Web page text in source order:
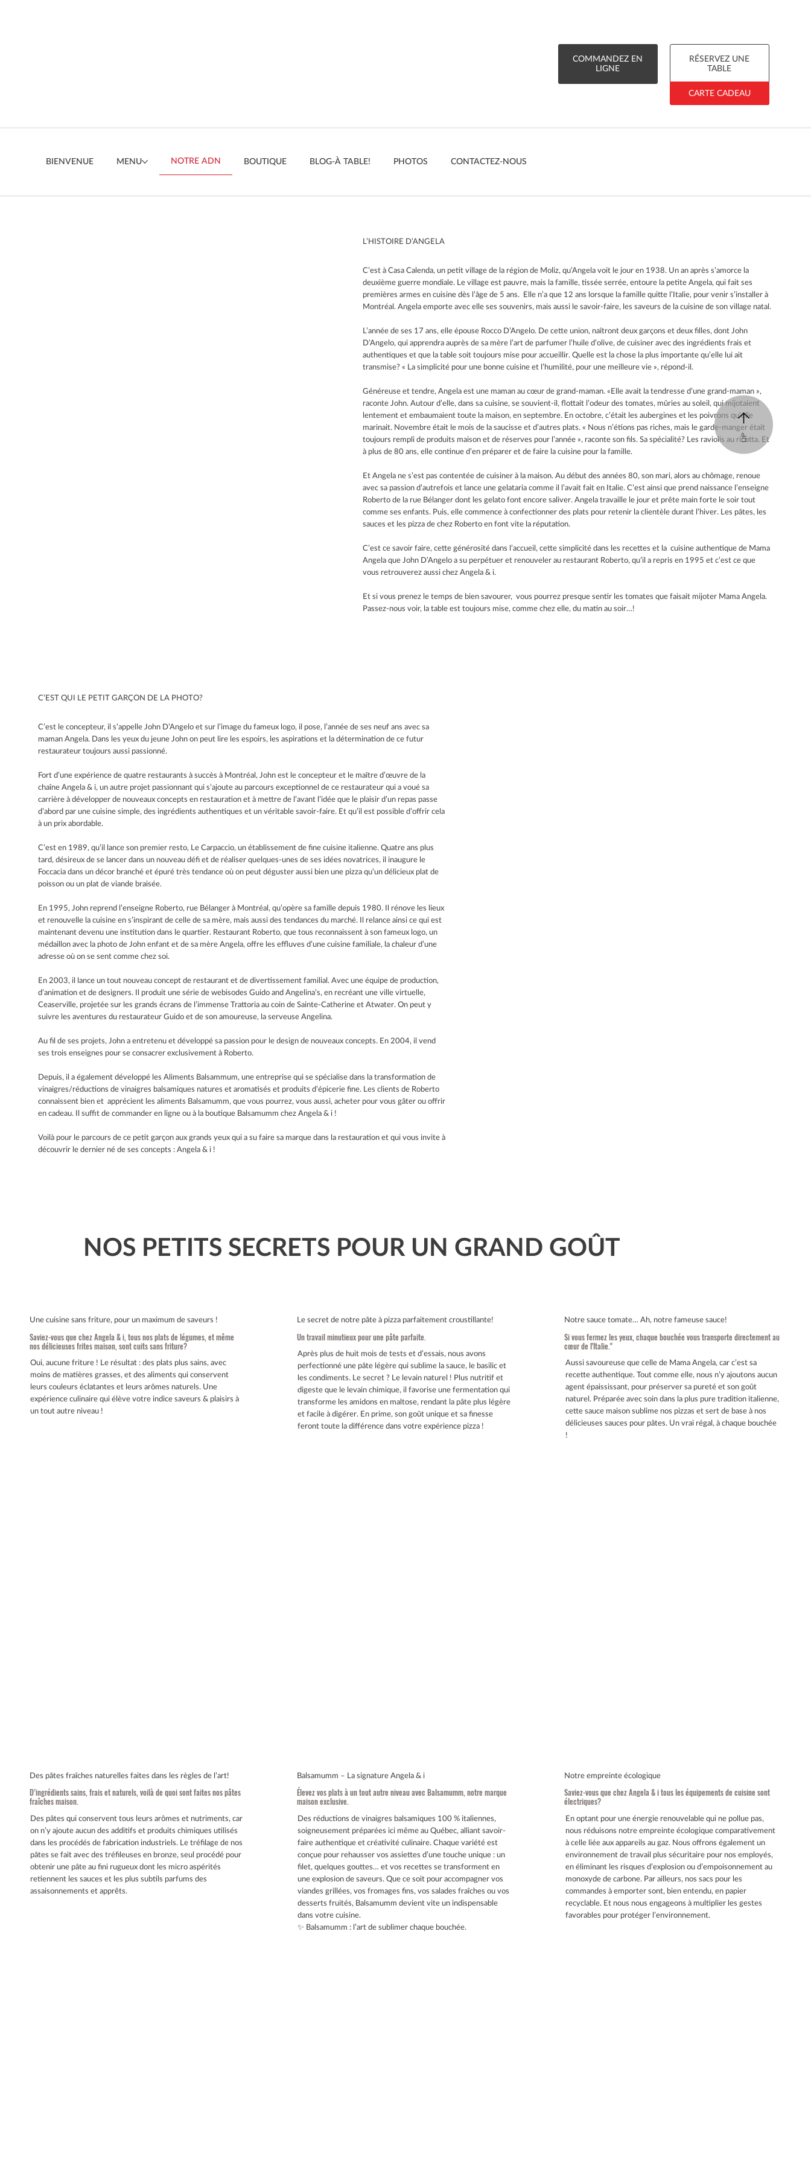
BIENVENUE MENU NOTRE ADN BOUTIQUE BLOG-À TABLE! PHOTOS CONTACTEZ-NOUS
COMMANDEZ EN
LIGNE
RÉSERVEZ UNE
TABLE
CARTE CADEAU
L’HISTOIRE D’ANGELA
C’est à Casa Calenda, un petit village de la région de Moliz, qu’Angela voit le jour en 1938. Un an après s’amorce la
deuxième guerre mondiale. Le village est pauvre, mais la famille, tissée serrée, entoure la petite Angela, qui fait ses
premières armes en cuisine dès l’âge de 5 ans. Elle n’a que 12 ans lorsque la famille quitte l’Italie, pour venir s’installer à
Montréal. Angela emporte avec elle ses souvenirs, mais aussi le savoir-faire, les saveurs de la cuisine de son village natal.
L’année de ses 17 ans, elle épouse Rocco D’Angelo. De cette union, naîtront deux garçons et deux filles, dont John
D’Angelo, qui apprendra auprès de sa mère l’art de parfumer l’huile d’olive, de cuisiner avec des ingrédients frais et
authentiques et que la table soit toujours mise pour accueillir. Quelle est la chose la plus importante qu’elle lui ait
transmise? « La simplicité pour une bonne cuisine et l’humilité, pour une meilleure vie », répond-il.
Généreuse et tendre, Angela est une maman au cœur de grand-maman. «Elle avait la tendresse d’une grand-maman »,
raconte John. Autour d’elle, dans sa cuisine, se souvient-il, flottait l’odeur des tomates, mûries au soleil, qui mijotaient
lentement et embaumaient toute la maison, en septembre. En octobre, c’était les aubergines et les poivrons qu’elle
marinait. Novembre était le mois de la saucisse et d’autres plats. « Nous n’étions pas riches, mais le garde-manger était
toujours rempli de produits maison et de réserves pour l’année », raconte son fils. Sa spécialité? Les raviolis au ricotta. Et
à plus de 80 ans, elle continue d’en préparer et de faire la cuisine pour la famille.
Et Angela ne s’est pas contentée de cuisiner à la maison. Au début des années 80, son mari, alors au chômage, renoue
avec sa passion d’autrefois et lance une gelataria comme il l’avait fait en Italie. C’est ainsi que prend naissance l’enseigne
Roberto de la rue Bélanger dont les gelato font encore saliver. Angela travaille le jour et prête main forte le soir tout
comme ses enfants. Puis, elle commence à confectionner des plats pour retenir la clientèle durant l’hiver. Les pâtes, les
sauces et les pizza de chez Roberto en font vite la réputation.
C’est ce savoir faire, cette générosité dans l’accueil, cette simplicité dans les recettes et la cuisine authentique de Mama
Angela que John D’Angelo a su perpétuer et renouveler au restaurant Roberto, qu’il a repris en 1995 et c’est ce que
vous retrouverez aussi chez Angela & i.
Et si vous prenez le temps de bien savourer, vous pourrez presque sentir les tomates que faisait mijoter Mama Angela.
Passez-nous voir, la table est toujours mise, comme chez elle, du matin au soir…!
NOS PETITS SECRETS POUR UN GRAND GOÛT
Une cuisine sans friture, pour un maximum de saveurs !
Saviez-vous que chez Angela & i, tous nos plats de légumes, et même
nos délicieuses frites maison, sont cuits sans friture?
Oui, aucune friture ! Le résultat : des plats plus sains, avec
moins de matières grasses, et des aliments qui conservent
leurs couleurs éclatantes et leurs arômes naturels. Une
expérience culinaire qui élève votre indice saveurs & plaisirs à
un tout autre niveau !
Le secret de notre pâte à pizza parfaitement croustillante!
Un travail minutieux pour une pâte parfaite.
Après plus de huit mois de tests et d’essais, nous avons
perfectionné une pâte légère qui sublime la sauce, le basilic et
les condiments. Le secret ? Le levain naturel ! Plus nutritif et
digeste que le levain chimique, il favorise une fermentation qui
transforme les amidons en maltose, rendant la pâte plus légère
et facile à digérer. En prime, son goût unique et sa finesse
feront toute la différence dans votre expérience pizza !
Notre sauce tomate… Ah, notre fameuse sauce!
Si vous fermez les yeux, chaque bouchée vous transporte directement au
cœur de l'Italie."
Aussi savoureuse que celle de Mama Angela, car c’est sa
recette authentique. Tout comme elle, nous n’y ajoutons aucun
agent épaississant, pour préserver sa pureté et son goût
naturel. Préparée avec soin dans la plus pure tradition italienne,
cette sauce maison sublime nos pizzas et sert de base à nos
délicieuses sauces pour pâtes. Un vrai régal, à chaque bouchée
!
Des pâtes fraîches naturelles faites dans les règles de l’art!
D’ingrédients sains, frais et naturels, voilà de quoi sont faites nos pâtes
fraîches maison.
Des pâtes qui conservent tous leurs arômes et nutriments, car
on n’y ajoute aucun des additifs et produits chimiques utilisés
dans les procédés de fabrication industriels. Le tréfilage de nos
pâtes se fait avec des tréfileuses en bronze, seul procédé pour
obtenir une pâte au fini rugueux dont les micro aspérités
retiennent les sauces et les plus subtils parfums des
assaisonnements et apprêts.
Balsamumm – La signature Angela & i
Élevez vos plats à un tout autre niveau avec Balsamumm, notre marque
maison exclusive.
Des réductions de vinaigres balsamiques 100 % italiennes,
soigneusement préparées ici même au Québec, alliant savoir-
faire authentique et créativité culinaire. Chaque variété est
conçue pour rehausser vos assiettes d’une touche unique : un
filet, quelques gouttes… et vos recettes se transforment en
une explosion de saveurs. Que ce soit pour accompagner vos
viandes grillées, vos fromages fins, vos salades fraîches ou vos
desserts fruités, Balsamumm devient vite un indispensable
dans votre cuisine.
✨ Balsamumm : l’art de sublimer chaque bouchée.
Notre empreinte écologique
Saviez-vous que chez Angela & i tous les équipements de cuisine sont
électriques?
En optant pour une énergie renouvelable qui ne pollue pas,
nous réduisons notre empreinte écologique comparativement
à celle liée aux appareils au gaz. Nous offrons également un
environnement de travail plus sécuritaire pour nos employés,
en éliminant les risques d’explosion ou d’empoisonnement au
monoxyde de carbone. Par ailleurs, nos sacs pour les
commandes à emporter sont, bien entendu, en papier
recyclable. Et nous nous engageons à multiplier les gestes
favorables pour protéger l’environnement.
C’EST QUI LE PETIT GARÇON DE LA PHOTO?
C’est le concepteur, il s’appelle John D’Angelo et sur l’image du fameux logo, il pose, l’année de ses neuf ans avec sa
maman Angela. Dans les yeux du jeune John on peut lire les espoirs, les aspirations et la détermination de ce futur
restaurateur toujours aussi passionné.
Fort d’une expérience de quatre restaurants à succès à Montréal, John est le concepteur et le maître d’œuvre de la
chaîne Angela & i, un autre projet passionnant qui s’ajoute au parcours exceptionnel de ce restaurateur qui a voué sa
carrière à développer de nouveaux concepts en restauration et à mettre de l’avant l’idée que le plaisir d’un repas passe
d’abord par une cuisine simple, des ingrédients authentiques et un véritable savoir-faire. Et qu’il est possible d’offrir cela
à un prix abordable.
C’est en 1989, qu’il lance son premier resto, Le Carpaccio, un établissement de fine cuisine italienne. Quatre ans plus
tard, désireux de se lancer dans un nouveau défi et de réaliser quelques-unes de ses idées novatrices, il inaugure le
Foccacia dans un décor branché et épuré très tendance où on peut déguster aussi bien une pizza qu’un délicieux plat de
poisson ou un plat de viande braisée.
En 1995, John reprend l’enseigne Roberto, rue Bélanger à Montréal, qu’opère sa famille depuis 1980. Il rénove les lieux
et renouvelle la cuisine en s’inspirant de celle de sa mère, mais aussi des tendances du marché. Il relance ainsi ce qui est
maintenant devenu une institution dans le quartier. Restaurant Roberto, que tous reconnaissent à son fameux logo, un
médaillon avec la photo de John enfant et de sa mère Angela, offre les effluves d’une cuisine familiale, la chaleur d’une
adresse où on se sent comme chez soi.
En 2003, il lance un tout nouveau concept de restaurant et de divertissement familial. Avec une équipe de production,
d’animation et de designers. Il produit une série de webisodes Guido and Angelina’s, en recréant une ville virtuelle,
Ceaserville, projetée sur les grands écrans de l’immense Trattoria au coin de Sainte-Catherine et Atwater. On peut y
suivre les aventures du restaurateur Guido et de son amoureuse, la serveuse Angelina.
Au fil de ses projets, John a entretenu et développé sa passion pour le design de nouveaux concepts. En 2004, il vend
ses trois enseignes pour se consacrer exclusivement à Roberto.
Depuis, il a également développé les Aliments Balsammum, une entreprise qui se spécialise dans la transformation de
vinaigres/réductions de vinaigres balsamiques natures et aromatisés et produits d’épicerie fine. Les clients de Roberto
connaissent bien et apprécient les aliments Balsamumm, que vous pourrez, vous aussi, acheter pour vous gâter ou offrir
en cadeau. Il suffit de commander en ligne ou à la boutique Balsamumm chez Angela & i !
Voilà pour le parcours de ce petit garçon aux grands yeux qui a su faire sa marque dans la restauration et qui vous invite à
découvrir le dernier né de ses concepts : Angela & i !
UP